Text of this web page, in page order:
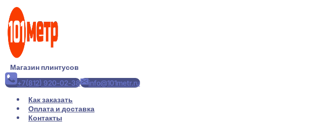
Перейти
содержимому
Магазин плинтусов
+7(812) 920-02-38
info@101metr.ru
Как заказать
Оплата и доставка
Контакты